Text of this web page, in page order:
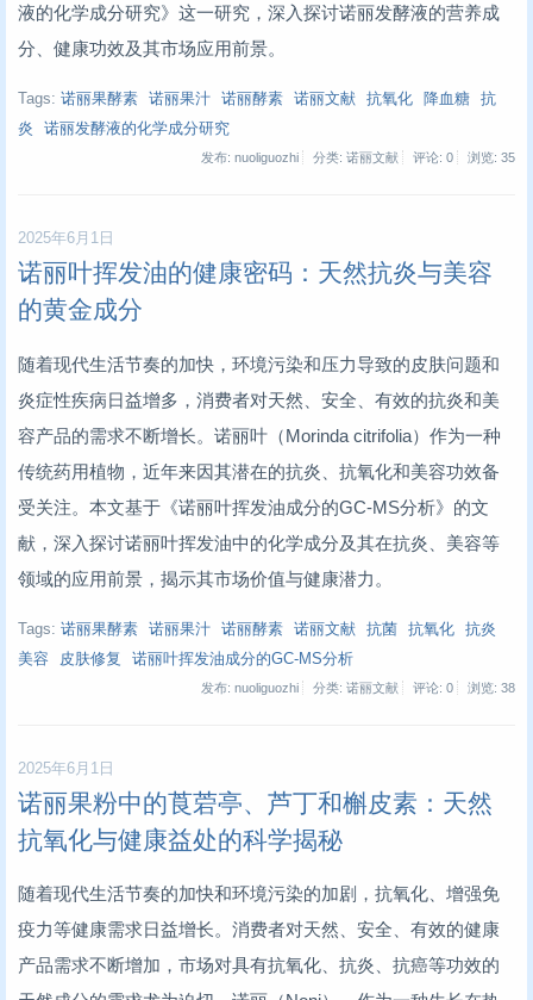
液的化学成分研究》这一研究，深入探讨诺丽发酵液的营养成
分、健康功效及其市场应用前景。
Tags: 诺丽果酵素 诺丽果汁 诺丽酵素 诺丽文献 抗氧化 降血糖
抗
炎
诺丽发酵液的化学成分研究
发布: nuoliguozhi 分类: 诺丽文献 评论: 0 浏览: 35
2025年6月1日
诺丽叶挥发油的健康密码：天然抗炎与美容
的黄金成分
随着现代生活节奏的加快，环境污染和压力导致的皮肤问题和
炎症性疾病日益增多，消费者对天然、安全、有效的抗炎和美
容产品的需求不断增长。诺丽叶（Morinda citrifolia）作为一种
传统药用植物，近年来因其潜在的抗炎、抗氧化和美容功效备
受关注。本文基于《诺丽叶挥发油成分的GC-MS分析》的文
献，深入探讨诺丽叶挥发油中的化学成分及其在抗炎、美容等
领域的应用前景，揭示其市场价值与健康潜力。
Tags: 诺丽果酵素 诺丽果汁 诺丽酵素 诺丽文献 抗菌 抗氧化
抗炎
美容
皮肤修复 诺丽叶挥发油成分的GC-MS分析
发布: nuoliguozhi 分类: 诺丽文献 评论: 0 浏览: 38
2025年6月1日
诺丽果粉中的莨菪亭、芦丁和槲皮素：天然
抗氧化与健康益处的科学揭秘
随着现代生活节奏的加快和环境污染的加剧，抗氧化、增强免
疫力等健康需求日益增长。消费者对天然、安全、有效的健康
产品需求不断增加，市场对具有抗氧化、抗炎、抗癌等功效的